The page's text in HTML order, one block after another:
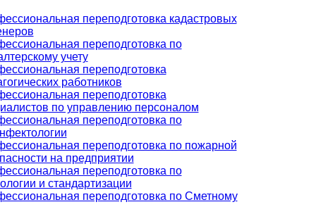
переподготовка кадастровых
переподготовка по
учету
переподготовка
работников
переподготовка
по управлению персоналом
переподготовка по
переподготовка по пожарной
на предприятии
переподготовка по
и стандартизации
переподготовка по Сметному